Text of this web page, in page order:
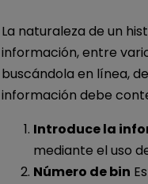
La naturaleza de un
información, entre
buscándola en línea,
información debe
Introduce la
mediante el uso
Número de bin